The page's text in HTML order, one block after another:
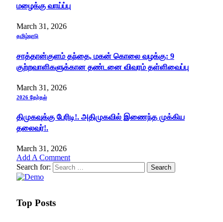
மழைக்கு வாய்ப்பு
March 31, 2026
தமிழ்நாடு
சாத்தான்குளம் தந்தை, மகன் கொலை வழக்கு: 9
குற்றவாளிகளுக்கான தண்டனை விவரம் தள்ளிவைப்பு
March 31, 2026
2026 தேர்தல்
திமுகவுக்கு பேரிடி!. அதிமுகவில் இணைந்த முக்கிய
தலைவர்!.
March 31, 2026
Add A Comment
Search for:
Top Posts